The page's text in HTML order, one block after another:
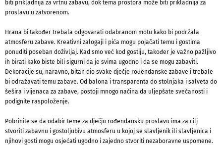
biti prikladnija za vrtnu zabavu, dok tema prostora može biti prikladnija za
proslavu u zatvorenom.
Hrana bi također trebala odgovarati odabranom motu kako bi podržala
atmosferu zabave. Kreativni zalogaji i pića mogu pojačati temu i gostima
ponuditi poseban doživljaj. Kad smo već kod gostiju, također je važno pažljivo
ih birati kako biste bili sigurni da je svima ugodno i da se mogu zabaviti.
Dekoracije su, naravno, bitan dio svake dječje rođendanske zabave i trebale
bi odražavati temu zabave. Od balona i transparenta do stolnjaka i salveta do
šešira i vijenaca za zabave, postoji mnogo načina da uljepšate svečanosti i
podignite raspoloženje.
Pobrinite se da odabir teme za dječju rođendansku proslavu ima za cilj
stvoriti zabavnu i gostoljubivu atmosferu u kojoj se slavljenik ili slavljenica i
njihovi gosti mogu osjećati ugodno i zajedno stvoriti nezaboravne uspomene.